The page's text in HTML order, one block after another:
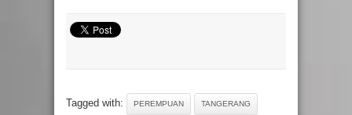
Tagged with: PEREMPUAN TANGERANG